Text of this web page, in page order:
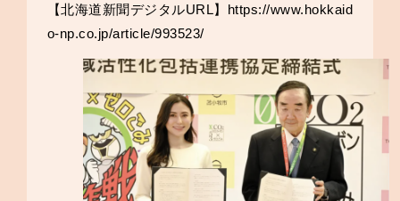
【北海道新聞デジタルURL】 https://www.hokkaid
o-np.co.jp/article/993523/